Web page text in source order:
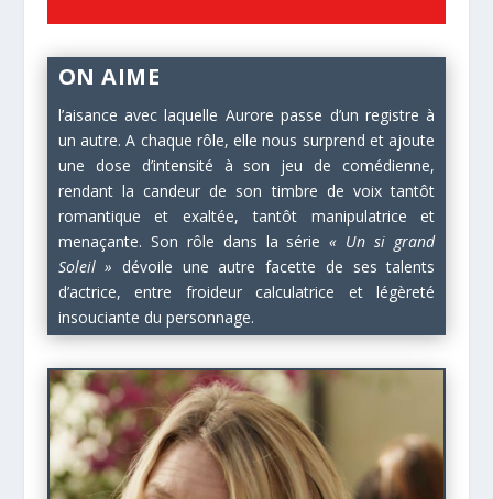
ON AIME
l’aisance avec laquelle Aurore passe d’un registre à
un autre. A chaque rôle, elle nous surprend et ajoute
une dose d’intensité à son jeu de comédienne,
rendant la candeur de son timbre de voix tantôt
romantique et exaltée, tantôt manipulatrice et
menaçante. Son rôle dans la série« Un si grand
Soleil » dévoile une autre facette de ses talents
d’actrice, entre froideur calculatrice et légèreté
insouciante du personnage.